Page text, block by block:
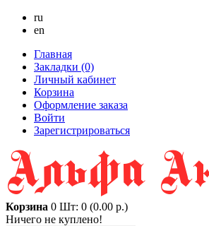
ru
en
Главная
Закладки (0)
Личный кабинет
Корзина
Оформление заказа
Войти
Зарегистрироваться
Корзина 0 Шт: 0 (0.00 р.)
Ничего не куплено!